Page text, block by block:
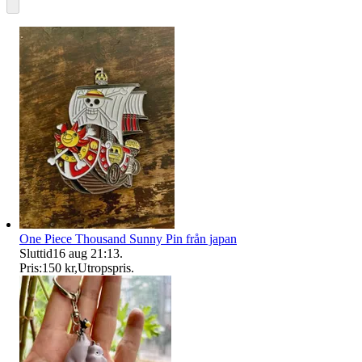
One Piece Thousand Sunny Pin från japan
Sluttid16 aug 21:13.
Pris:150 kr,Utropspris.